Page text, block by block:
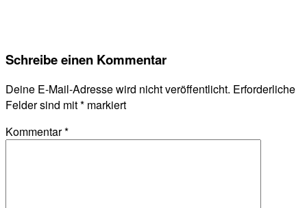
Schreibe einen Kommentar
Deine E-Mail-Adresse wird nicht veröffentlicht. Erforderliche
Felder sind mit* markiert
Kommentar*